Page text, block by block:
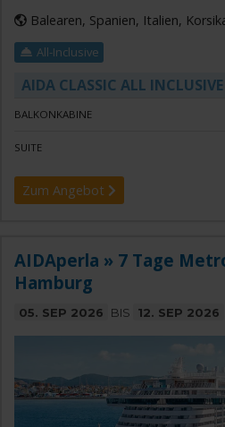
Balearen, Spanien, Italien,
All-Inclusive
AIDA CLASSIC ALL INCLUSIVE
BALKONKABINE
SUITE
Zum Angebot
AIDAperla » 7 Tage
Hamburg
05. SEP 2026 BIS 12. SEP 2026